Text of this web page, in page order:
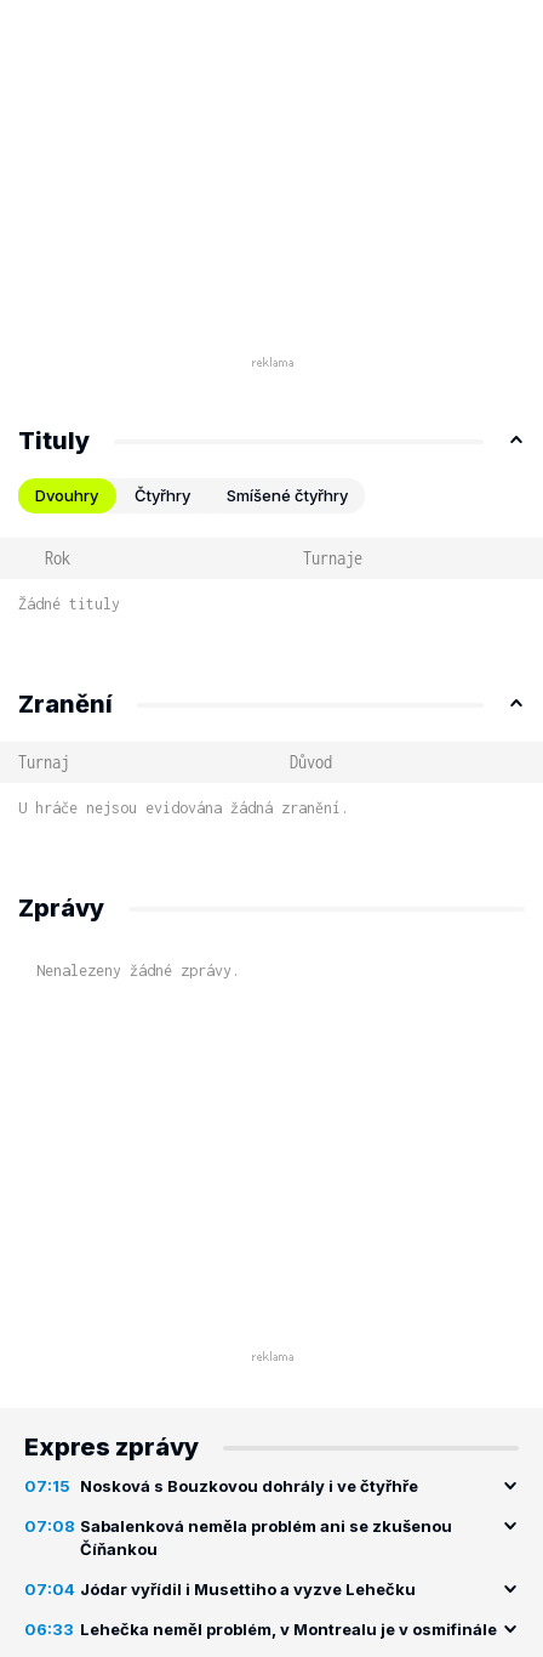
Tituly
Dvouhry Čtyřhry Smíšené čtyřhry
Rok Turnaje
Žádné tituly
Zranění
Turnaj Důvod
U hráče nejsou evidována žádná zranění.
Zprávy
Nenalezeny žádné zprávy.
Expres zprávy
07:15 Nosková s Bouzkovou dohrály i ve čtyřhře
07:08 Sabalenková neměla problém ani se zkušenou
Číňankou
07:04 Jódar vyřídil i Musettiho a vyzve Lehečku
06:33 Lehečka neměl problém, v Montrealu je v osmifinále